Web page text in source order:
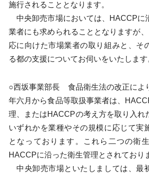
施行されることとなります。
中央卸売市場においては、HACCPに
業者にも求められることとなりますが
応に向けた市場業者の取り組みと、そ
る都の支援についてお伺いをいたします
○西坂事業部長 食品衛生法の改正によ
年六月から食品等取扱事業者は、
理、またはHACCPの考え方を取り入れ
いずれかを業種やその規模に応じて実
となっております。これら二つの衛
HACCPに沿った衛生管理とされており
中央卸売市場といたしましては、最